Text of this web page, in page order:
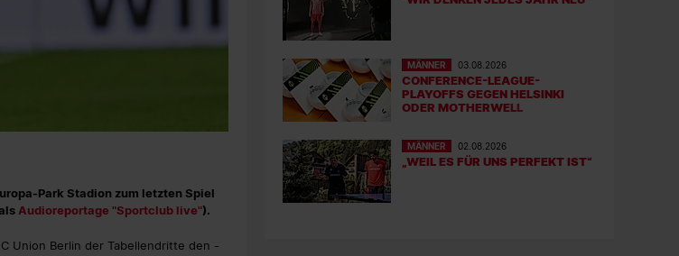
Park Stadion zum letzten Spiel
Audioreportage "Sportclub live").
Union Berlin der Tabellendritte den -
MÄNNER 03.08.2026
CONFERENCE-LEAGUE-
PLAYOFFS GEGEN HELSINKI
ODER MOTHERWELL
MÄNNER 02.08.2026
„WEIL ES FÜR UNS PERFEKT IST“